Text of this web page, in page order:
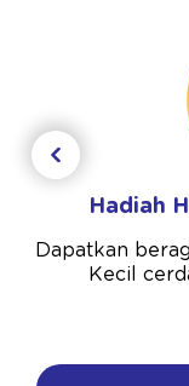
Hadiah
Dapatkan
Kecil